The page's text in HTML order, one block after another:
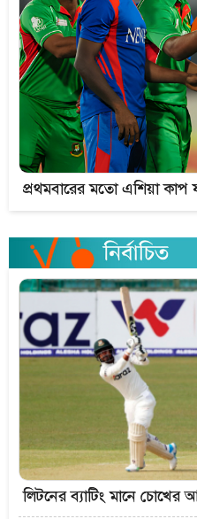
প্রথমবারের মতো এশিয়া কাপ
লিটনের ব্যাটিং মানে চোখের